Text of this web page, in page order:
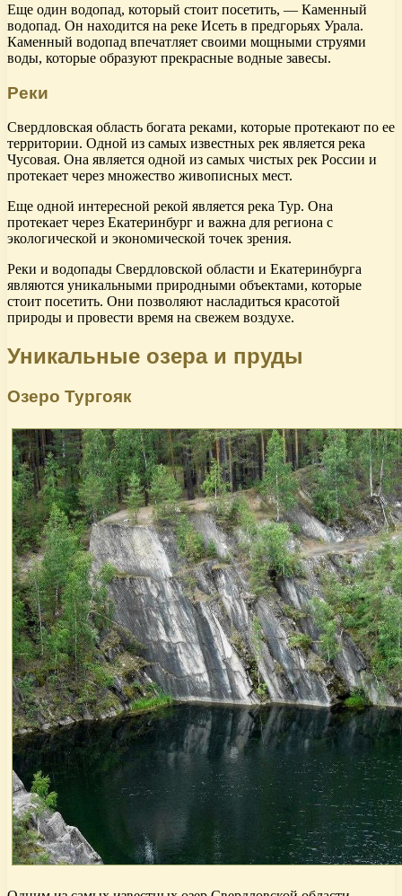
Еще один водопад, который стоит посетить, — Каменный
водопад. Он находится на реке Исеть в предгорьях Урала.
Каменный водопад впечатляет своими мощными струями
воды, которые образуют прекрасные водные завесы.
Реки
Свердловская область богата реками, которые протекают по ее
территории. Одной из самых известных рек является река
Чусовая. Она является одной из самых чистых рек России и
протекает через множество живописных мест.
Еще одной интересной рекой является река Тур. Она
протекает через Екатеринбург и важна для региона с
экологической и экономической точек зрения.
Реки и водопады Свердловской области и Екатеринбурга
являются уникальными природными объектами, которые
стоит посетить. Они позволяют насладиться красотой
природы и провести время на свежем воздухе.
Уникальные озера и пруды
Озеро Тургояк